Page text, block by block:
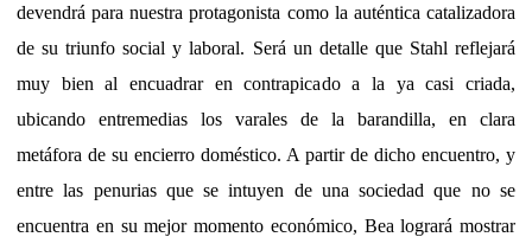
devendrá para nuestra protagonista como la auténtica catalizadora
de su triunfo social y laboral. Será un detalle que Stahl reflejará
muy bien al encuadrar en contrapicado a la ya casi criada,
ubicando entremedias los varales de la barandilla, en clara
metáfora de su encierro doméstico. A partir de dicho encuentro, y
entre las penurias que se intuyen de una sociedad que no se
encuentra en su mejor momento económico, Bea logrará mostrar